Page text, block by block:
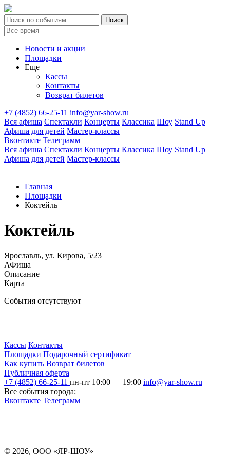
Новости и акции
Площадки
Еще
Кассы
Контакты
Возврат билетов
+7 (4852) 66-25-11 info@yar-show.ru
Вся афиша Спектакли Концерты Классика Шоу Stand Up
Афиша для детей Мастер-классы
Вконтакте Телеграмм
Вся афиша Спектакли Концерты Классика Шоу Stand Up
Афиша для детей Мастер-классы
Главная
Площадки
Коктейль
Коктейль
Ярославль, ул. Кирова, 5/23
АФиша
Описание
Карта
События отсутствуют
Кассы Контакты
Площадки Подарочный сертификат
Как купить Возврат билетов
Публичная оферта
+7 (4852) 66-25-11 пн-пт 10:00 — 19:00 info@yar-show.ru
Все события города:
Вконтакте Телеграмм
© 2026, ООО «ЯР-ШОУ»